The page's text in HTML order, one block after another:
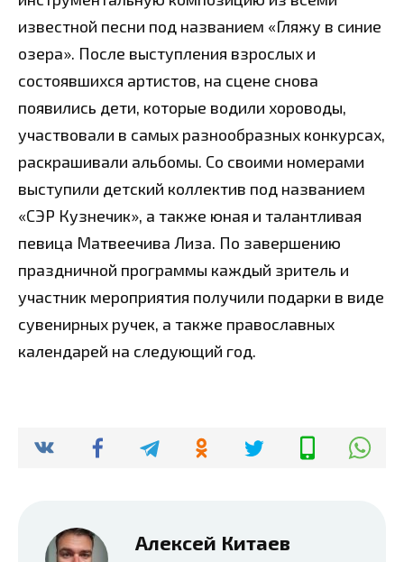
известной песни под названием «Гляжу в синие
озера». После выступления взрослых и
состоявшихся артистов, на сцене снова
появились дети, которые водили хороводы,
участвовали в самых разнообразных конкурсах,
раскрашивали альбомы. Со своими номерами
выступили детский коллектив под названием
«СЭР Кузнечик», а также юная и талантливая
певица Матвеечива Лиза. По завершению
праздничной программы каждый зритель и
участник мероприятия получили подарки в виде
сувенирных ручек, а также православных
календарей на следующий год.
Алексей Китаев